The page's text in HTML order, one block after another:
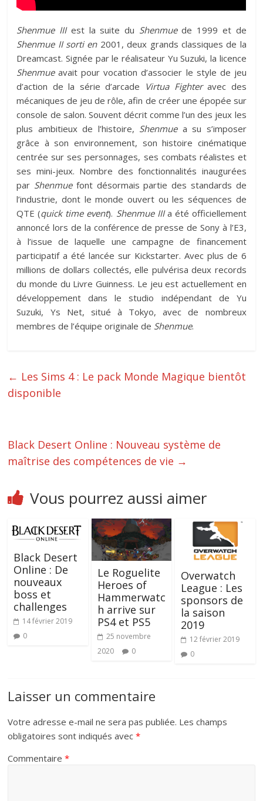
Shenmue IIIest la suite du Shenmuede 1999 et de
Shenmue II sorti en 2001, deux grands classiques de la
Dreamcast. Signée par le réalisateur Yu Suzuki, la licence
Shenmueavait pour vocation d’associer le style de jeu
d’action de la série d’arcade Virtua Fighteravec des
mécaniques de jeu de rôle, afin de créer une épopée sur
console de salon. Souvent décrit comme l’un des jeux les
plus ambitieux de l’histoire, Shenmuea su s’imposer
grâce à son environnement, son histoire cinématique
centrée sur ses personnages, ses combats réalistes et
ses mini-jeux. Nombre des fonctionnalités inaugurées
par Shenmuefont désormais partie des standards de
l’industrie, dont le monde ouvert ou les séquences de
QTE (quick time event). Shenmue IIIa été officiellement
annoncé lors de la conférence de presse de Sony à l’E3,
à l’issue de laquelle une campagne de financement
participatif a été lancée sur Kickstarter. Avec plus de 6
millions de dollars collectés, elle pulvérisa deux records
du monde du Livre Guinness. Le jeu est actuellement en
développement dans le studio indépendant de Yu
Suzuki, Ys Net, situé à Tokyo, avec de nombreux
membres de l’équipe originale de Shenmue.
← Les Sims 4 : Le pack Monde Magique bientôt
disponible
Black Desert Online : Nouveau système de
maîtrise des compétences de vie →
Vous pourrez aussi aimer
Black Desert
Online : De
nouveaux
boss et
challenges
14 février 2019
0
Le Roguelite
Heroes of
Hammerwatc
h arrive sur
PS4 et PS5
25 novembre
2020
0
Overwatch
League : Les
sponsors de
la saison
2019
12 février 2019
0
Laisser un commentaire
Votre adresse e-mail ne sera pas publiée. Les champs
obligatoires sont indiqués avec*
Commentaire*